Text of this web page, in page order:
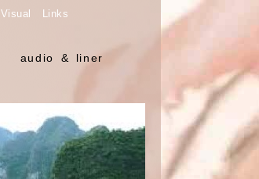
audio & liner
Visual Links